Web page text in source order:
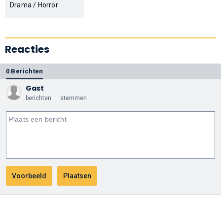
Drama / Horror
Reacties
0 Berichten
Gast
berichten stemmen